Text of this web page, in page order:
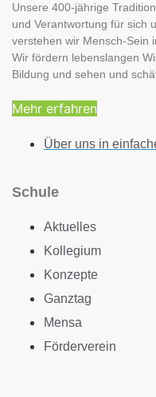
Unsere 400-jährige
und Verantwortung für sich
verstehen wir Mensch-Sein
Wir fördern lebenslangen
Bildung und sehen und
Mehr erfahren
Über uns in
Schule
Aktuelles
Kollegium
Konzepte
Ganztag
Mensa
Förderverein